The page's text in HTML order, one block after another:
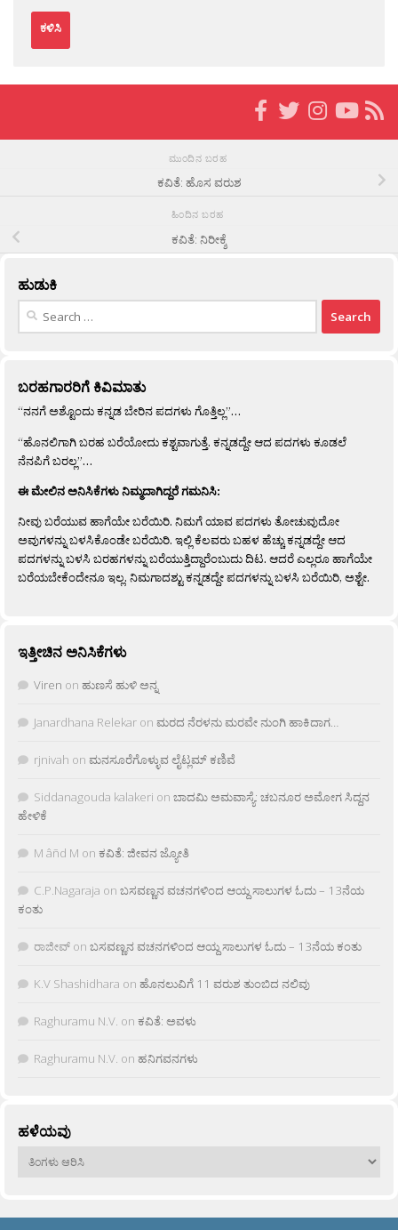
ಮುಂದಿನ ಬರಹ
ಕವಿತೆ: ಹೊಸ ವರುಶ
ಹಿಂದಿನ ಬರಹ
ಕವಿತೆ: ನಿರೀಕ್ಶೆ
ಹುಡುಕಿ
Search
ಬರಹಗಾರರಿಗೆ ಕಿವಿಮಾತು
“ನನಗೆ ಅಶ್ಟೊಂದು ಕನ್ನಡ ಬೇರಿನ ಪದಗಳು ಗೊತ್ತಿಲ್ಲ”…
“ಹೊನಲಿಗಾಗಿ ಬರಹ ಬರೆಯೋದು ಕಶ್ಟವಾಗುತ್ತೆ. ಕನ್ನಡದ್ದೇ ಆದ ಪದಗಳು ಕೂಡಲೆ
ನೆನಪಿಗೆ ಬರಲ್ಲ”…
ಈ ಮೇಲಿನ ಅನಿಸಿಕೆಗಳು ನಿಮ್ಮದಾಗಿದ್ದರೆ ಗಮನಿಸಿ:
ನೀವು ಬರೆಯುವ ಹಾಗೆಯೇ ಬರೆಯಿರಿ. ನಿಮಗೆ ಯಾವ ಪದಗಳು ತೋಚುವುದೋ
ಅವುಗಳನ್ನು ಬಳಸಿಕೊಂಡೇ ಬರೆಯಿರಿ. ಇಲ್ಲಿ ಕೆಲವರು ಬಹಳ ಹೆಚ್ಚು ಕನ್ನಡದ್ದೇ ಆದ
ಪದಗಳನ್ನು ಬಳಸಿ ಬರಹಗಳನ್ನು ಬರೆಯುತ್ತಿದ್ದಾರೆಂಬುದು ದಿಟ. ಆದರೆ ಎಲ್ಲರೂ ಹಾಗೆಯೇ
ಬರೆಯಬೇಕೆಂದೇನೂ ಇಲ್ಲ. ನಿಮಗಾದಶ್ಟು ಕನ್ನಡದ್ದೇ ಪದಗಳನ್ನು ಬಳಸಿ ಬರೆಯಿರಿ, ಅಶ್ಟೇ.
ಇತ್ತೀಚಿನ ಅನಿಸಿಕೆಗಳು
Viren on ಹುಣಸೆ ಹುಳಿ ಅನ್ನ
Janardhana Relekar on ಮರದ ನೆರಳನು ಮರವೇ ನುಂಗಿ ಹಾಕಿದಾಗ…
rjnivah on ಮನಸೂರೆಗೊಳ್ಳುವ ಲೈಟ್ಲಮ್ ಕಣಿವೆ
Siddanagouda kalakeri on ಬಾದಮಿ ಅಮವಾಸ್ಯೆ: ಚಬನೂರ ಅಮೋಗ ಸಿದ್ದನ
ಹೇಳಿಕೆ
M âñd M on ಕವಿತೆ: ಜೀವನ ಜ್ಯೋತಿ
C.P.Nagaraja on ಬಸವಣ್ಣನ ವಚನಗಳಿಂದ ಆಯ್ದ ಸಾಲುಗಳ ಓದು – 13ನೆಯ
ಕಂತು
ರಾಜೀವ್ on ಬಸವಣ್ಣನ ವಚನಗಳಿಂದ ಆಯ್ದ ಸಾಲುಗಳ ಓದು – 13ನೆಯ ಕಂತು
K.V Shashidhara on ಹೊನಲುವಿಗೆ 11 ವರುಶ ತುಂಬಿದ ನಲಿವು
Raghuramu N.V. on ಕವಿತೆ: ಅವಳು
Raghuramu N.V. on ಹನಿಗವನಗಳು
ಹಳೆಯವು
ಹಳೆಯವು